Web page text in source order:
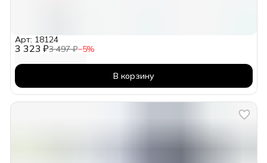
3 323 ₽3 497 ₽−5%
Арт: 18124
В корзину